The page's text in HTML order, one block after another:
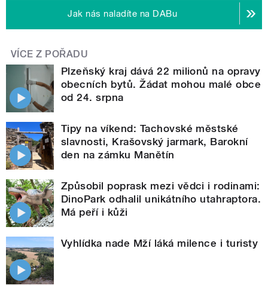
Jak nás naladíte na DABu
VÍCE Z POŘADU
Plzeňský kraj dává 22 milionů na opravy
obecních bytů. Žádat mohou malé obce
od 24. srpna
Tipy na víkend: Tachovské městské
slavnosti, Krašovský jarmark, Barokní
den na zámku Manětín
Způsobil poprask mezi vědci i rodinami:
DinoPark odhalil unikátního utahraptora.
Má peří i kůži
Vyhlídka nade Mží láká milence i turisty